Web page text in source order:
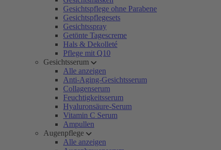
Gesichtspflege ohne Parabene
Gesichtspflegesets
Gesichtsspray
Getönte Tagescreme
Hals & Dekolleté
Pflege mit Q10
Gesichtsserum
Alle anzeigen
Anti-Aging-Gesichtsserum
Collagenserum
Feuchtigkeitsserum
Hyaluronsäure-Serum
Vitamin C Serum
Ampullen
Augenpflege
Alle anzeigen